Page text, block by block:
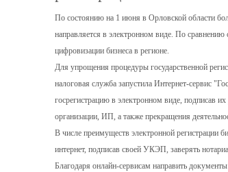
По состоянию на 1 июня в Орловской области
направляется в электронном виде. По
цифровизации бизнеса в регионе.
Для упрощения процедуры государственной
налоговая служба запустила Интернет-сервис
госрегистрацию в электронном виде, подписав
организации, ИП, а также прекращения
В числе преимуществ электронной регистрации
интернет, подписав своей УКЭП, заверять
Благодаря онлайн-сервисам направить